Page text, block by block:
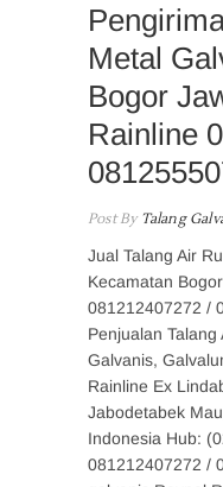
Metal
Bogor
Rainline
Post ByTalang
Jual Talang Air
Kecamatan
081212407272 /
Penjualan
Galvanis,
Rainline Ex
Jabodetabek
Indonesia Hub:
081212407272 /